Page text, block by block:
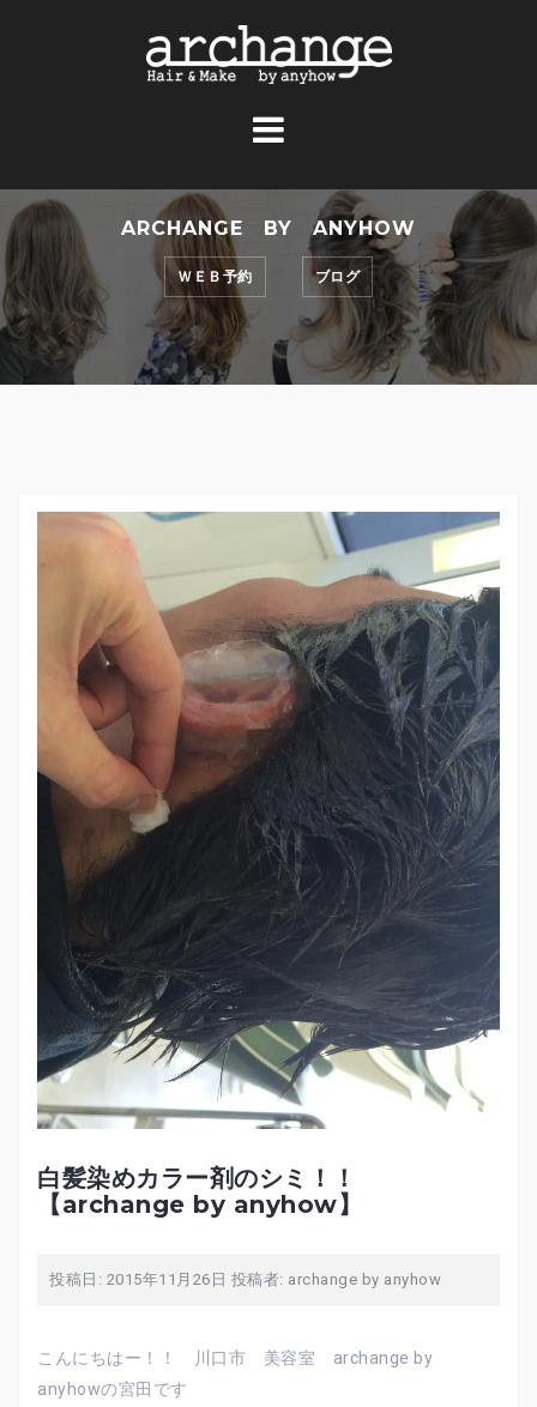
キ
プ
ARCHANGE BY ANYHOW
ＷＥＢ予約 ブログ
白髪染めカラー剤のシミ！！
【archange by anyhow】
投稿日: 2015年11月26日 投稿者: archange by anyhow
こんにちはー！！ 川口市 美容室 archange by
anyhowの宮田です